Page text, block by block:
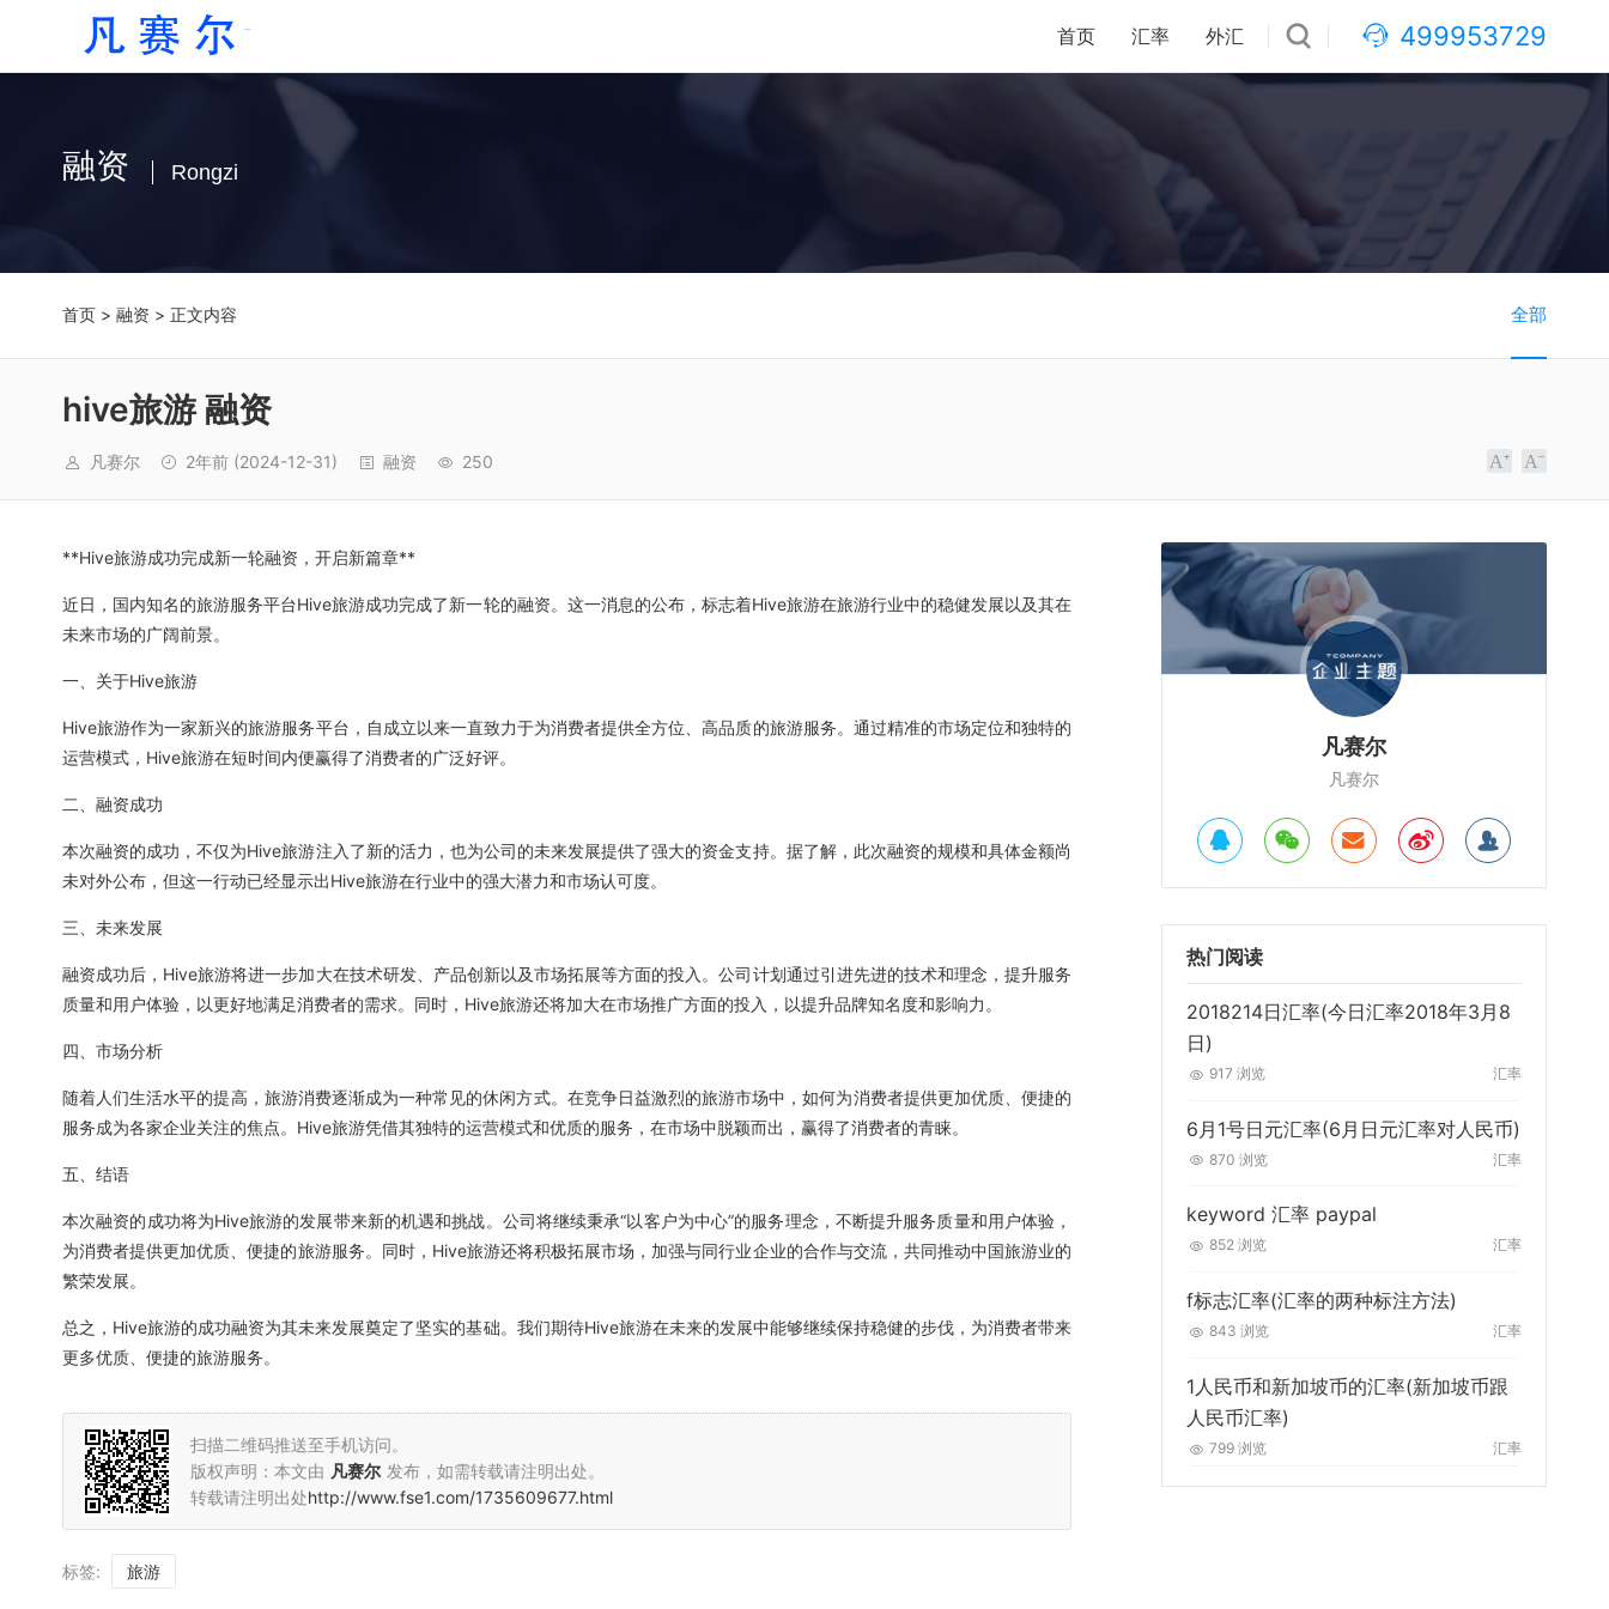
499953729
首页 汇率 外汇
融资 Rongzi
首页 > 融资 > 正文内容 全部
hive旅游 融资
凡赛尔 2年前 (2024-12-31) 融资 250
**Hive旅游成功完成新一轮融资，开启新篇章**
近日，国内知名的旅游服务平台Hive旅游成功完成了新一轮的融资。这一消息的公布，标志着Hive旅游在旅游行业中的稳健发展以及其在
未来市场的广阔前景。
一、关于Hive旅游
Hive旅游作为一家新兴的旅游服务平台，自成立以来一直致力于为消费者提供全方位、高品质的旅游服务。通过精准的市场定位和独特的
运营模式，Hive旅游在短时间内便赢得了消费者的广泛好评。
二、融资成功
本次融资的成功，不仅为Hive旅游注入了新的活力，也为公司的未来发展提供了强大的资金支持。据了解，此次融资的规模和具体金额尚
未对外公布，但这一行动已经显示出Hive旅游在行业中的强大潜力和市场认可度。
三、未来发展
融资成功后，Hive旅游将进一步加大在技术研发、产品创新以及市场拓展等方面的投入。公司计划通过引进先进的技术和理念，提升服务
质量和用户体验，以更好地满足消费者的需求。同时，Hive旅游还将加大在市场推广方面的投入，以提升品牌知名度和影响力。
四、市场分析
随着人们生活水平的提高，旅游消费逐渐成为一种常见的休闲方式。在竞争日益激烈的旅游市场中，如何为消费者提供更加优质、便捷的
服务成为各家企业关注的焦点。Hive旅游凭借其独特的运营模式和优质的服务，在市场中脱颖而出，赢得了消费者的青睐。
五、结语
本次融资的成功将为Hive旅游的发展带来新的机遇和挑战。公司将继续秉承“以客户为中心”的服务理念，不断提升服务质量和用户体验，
为消费者提供更加优质、便捷的旅游服务。同时，Hive旅游还将积极拓展市场，加强与同行业企业的合作与交流，共同推动中国旅游业的
繁荣发展。
总之，Hive旅游的成功融资为其未来发展奠定了坚实的基础。我们期待Hive旅游在未来的发展中能够继续保持稳健的步伐，为消费者带来
更多优质、便捷的旅游服务。
扫描二维码推送至手机访问。
版权声明：本文由 凡赛尔 发布，如需转载请注明出处。
转载请注明出处http://www.fse1.com/1735609677.html
标签: 旅游
凡赛尔
凡赛尔
热门阅读
2018214日汇率(今日汇率2018年3月8
日)
917 浏览 汇率
6月1号日元汇率(6月日元汇率对人民币)
870 浏览 汇率
keyword 汇率 paypal
852 浏览 汇率
f标志汇率(汇率的两种标注方法)
843 浏览 汇率
1人民币和新加坡币的汇率(新加坡币跟
人民币汇率)
799 浏览 汇率